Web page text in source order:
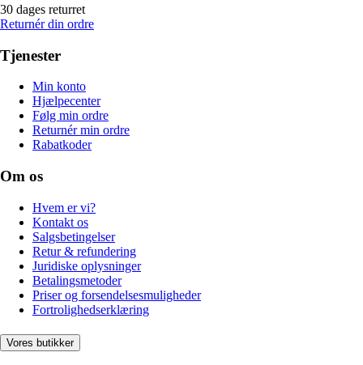
30 dages returret
Returnér din ordre
Tjenester
Min konto
Hjælpecenter
Følg min ordre
Returnér min ordre
Rabatkoder
Om os
Hvem er vi?
Kontakt os
Salgsbetingelser
Retur & refundering
Juridiske oplysninger
Betalingsmetoder
Priser og forsendelsesmuligheder
Fortrolighedserklæring
Vores butikker